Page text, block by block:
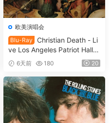
欧美演唱会
Blu-Ray
Christian Death - Li
ve Los Angeles Patriot Hall 1
993 (2025) SD Blu-Ray [BD
MV 22.8GB]
6天前 180 20